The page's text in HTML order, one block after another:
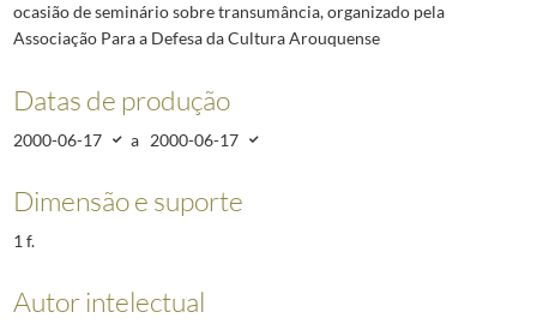
ocasião de seminário sobre transumância, organizado pela
Associação Para a Defesa da Cultura Arouquense
Datas de produção
2000-06-17 a 2000-06-17
Dimensão e suporte
1 f.
Autor intelectual